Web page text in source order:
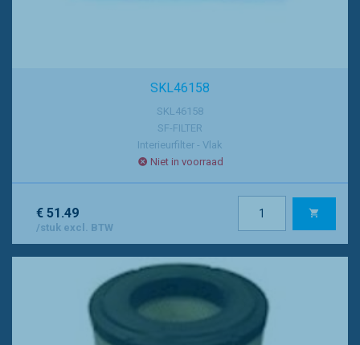
SKL46158
SKL46158
SF-FILTER
Interieurfilter - Vlak
Niet in voorraad
€ 51.49
/stuk excl. BTW